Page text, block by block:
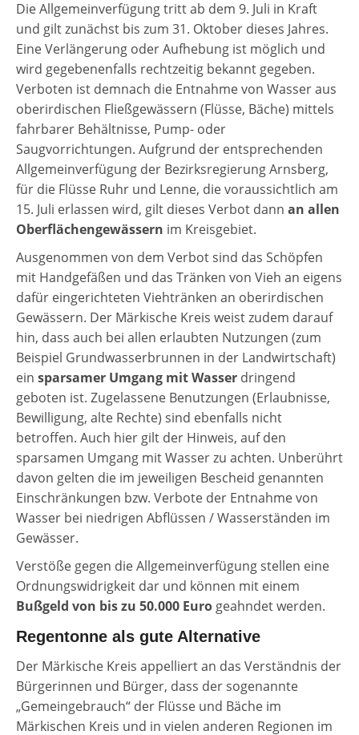
Die Allgemeinverfügung tritt ab dem 9. Juli in Kraft
und gilt zunächst bis zum 31. Oktober dieses Jahres.
Eine Verlängerung oder Aufhebung ist möglich und
wird gegebenenfalls rechtzeitig bekannt gegeben.
Verboten ist demnach die Entnahme von Wasser aus
oberirdischen Fließgewässern (Flüsse, Bäche) mittels
fahrbarer Behältnisse, Pump- oder
Saugvorrichtungen. Aufgrund der entsprechenden
Allgemeinverfügung der Bezirksregierung Arnsberg,
für die Flüsse Ruhr und Lenne, die voraussichtlich am
15. Juli erlassen wird, gilt dieses Verbot dann an allen
Oberflächengewässern im Kreisgebiet.
Ausgenommen von dem Verbot sind das Schöpfen
mit Handgefäßen und das Tränken von Vieh an eigens
dafür eingerichteten Viehtränken an oberirdischen
Gewässern. Der Märkische Kreis weist zudem darauf
hin, dass auch bei allen erlaubten Nutzungen (zum
Beispiel Grundwasserbrunnen in der Landwirtschaft)
ein sparsamer Umgang mit Wasser dringend
geboten ist. Zugelassene Benutzungen (Erlaubnisse,
Bewilligung, alte Rechte) sind ebenfalls nicht
betroffen. Auch hier gilt der Hinweis, auf den
sparsamen Umgang mit Wasser zu achten. Unberührt
davon gelten die im jeweiligen Bescheid genannten
Einschränkungen bzw. Verbote der Entnahme von
Wasser bei niedrigen Abflüssen / Wasserständen im
Gewässer.
Verstöße gegen die Allgemeinverfügung stellen eine
Ordnungswidrigkeit dar und können mit einem
Bußgeld von bis zu 50.000 Euro geahndet werden.
Regentonne als gute Alternative
Der Märkische Kreis appelliert an das Verständnis der
Bürgerinnen und Bürger, dass der sogenannte
„Gemeingebrauch“ der Flüsse und Bäche im
Märkischen Kreis und in vielen anderen Regionen im